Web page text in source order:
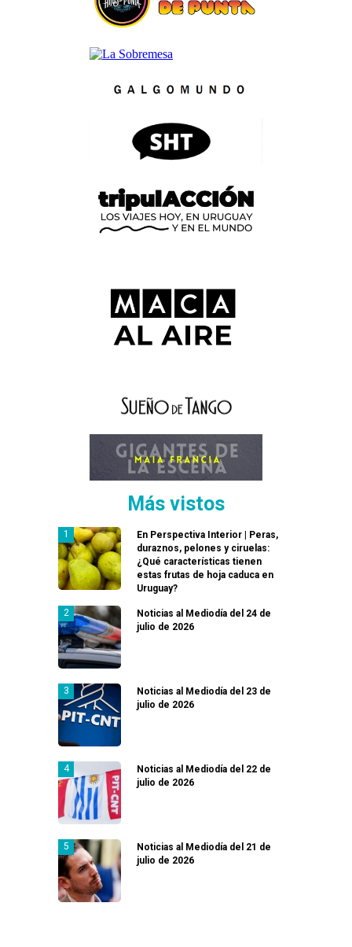
Más vistos
En Perspectiva Interior | Peras,
duraznos, pelones y ciruelas:
¿Qué características tienen
estas frutas de hoja caduca en
Uruguay?
Noticias al Mediodía del 24 de
julio de 2026
Noticias al Mediodía del 23 de
julio de 2026
Noticias al Mediodía del 22 de
julio de 2026
Noticias al Mediodía del 21 de
julio de 2026